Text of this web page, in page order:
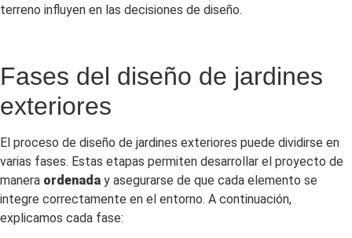
terreno influyen en las decisiones de diseño.
Fases del diseño de jardines
exteriores
El proceso de diseño de jardines exteriores puede dividirse en
varias fases. Estas etapas permiten desarrollar el proyecto de
manera ordenada y asegurarse de que cada elemento se
integre correctamente en el entorno. A continuación,
explicamos cada fase: